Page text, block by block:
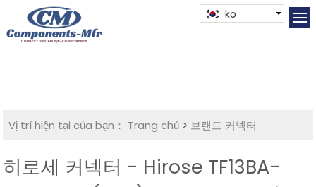
ko
Vị trí hiện tại của bạn： Trang chủ > 브랜드 커넥터
히로세 커넥터 - Hirose TF13BA-